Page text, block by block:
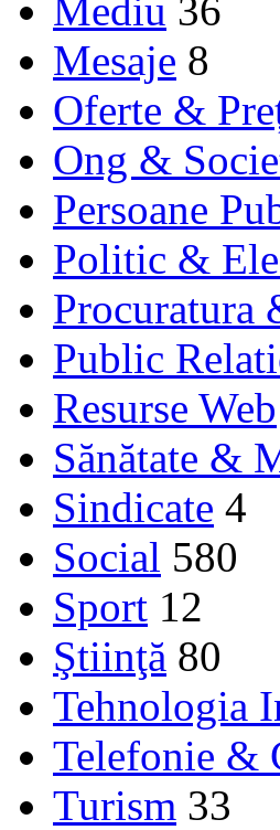
Mediu 36
Mesaje 8
Oferte &
Ong &
Persoane
Politic &
Public
Resurse Web
Sănătate &
Sindicate 4
Social 580
Sport 12
Ştiinţă 80
Tehnologia
Telefonie &
Turism 33